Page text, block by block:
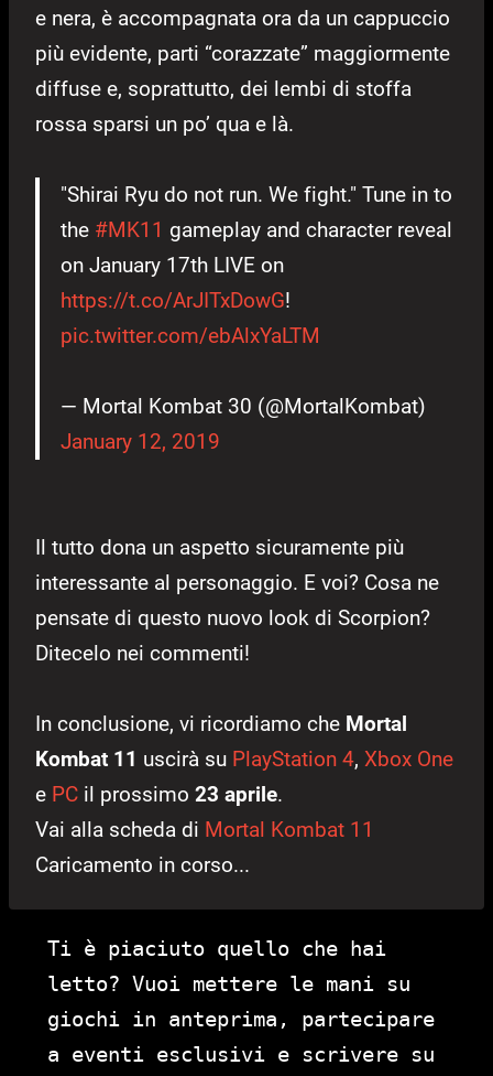
e nera, è accompagnata ora da un cappuccio
più evidente, parti “corazzate” maggiormente
diffuse e, soprattutto, dei lembi di stoffa
rossa sparsi un po’ qua e là.
"Shirai Ryu do not run. We fight." Tune in to
the #MK11 gameplay and character reveal
on January 17th LIVE on
https://t.co/ArJITxDowG!
pic.twitter.com/ebAlxYaLTM
— Mortal Kombat 30 (@MortalKombat)
January 12, 2019
Il tutto dona un aspetto sicuramente più
interessante al personaggio. E voi? Cosa ne
pensate di questo nuovo look di Scorpion?
Ditecelo nei commenti!
In conclusione, vi ricordiamo che Mortal
Kombat 11 uscirà su PlayStation 4, Xbox One
e PC il prossimo 23 aprile.
Vai alla scheda di Mortal Kombat 11
Caricamento in corso...
Ti è piaciuto quello che hai
letto? Vuoi mettere le mani su
giochi in anteprima, partecipare
a eventi esclusivi e scrivere su